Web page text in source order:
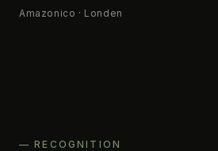
Amazonico · Londen
— RECOGNITION